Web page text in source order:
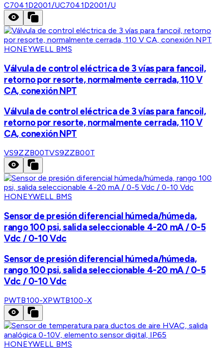
C7041D2001/UC7041D2001/U
HONEYWELL BMS
Válvula de control eléctrica de 3 vías para fancoil,
retorno por resorte, normalmente cerrada, 110 V
CA, conexión NPT
Válvula de control eléctrica de 3 vías para fancoil,
retorno por resorte, normalmente cerrada, 110 V
CA, conexión NPT
VS9ZZB00TVS9ZZB00T
HONEYWELL BMS
Sensor de presión diferencial húmeda/húmeda,
rango 100 psi, salida seleccionable 4-20 mA / 0-5
Vdc / 0-10 Vdc
Sensor de presión diferencial húmeda/húmeda,
rango 100 psi, salida seleccionable 4-20 mA / 0-5
Vdc / 0-10 Vdc
PWTB100-XPWTB100-X
HONEYWELL BMS